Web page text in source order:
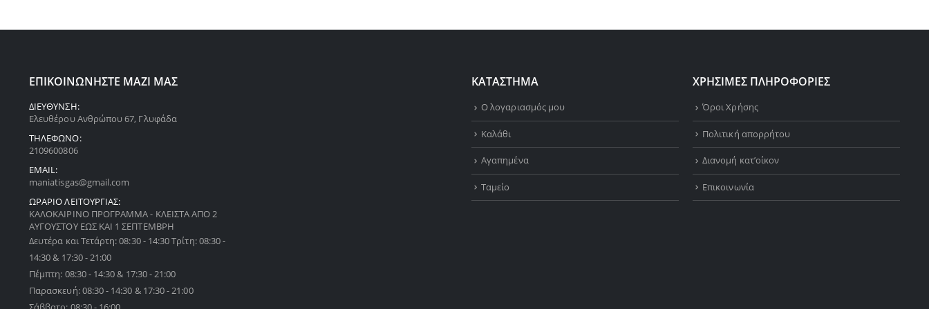
ΕΠΙΚΟΙΝΩΝΗΣΤΕ ΜΑΖΙ ΜΑΣ
ΔΙΕΥΘΥΝΣΗ:
Ελευθέρου Ανθρώπου 67, Γλυφάδα
ΤΗΛΕΦΩΝΟ:
2109600806
EMAIL:
maniatisgas@gmail.com
ΩΡΑΡΙΟ ΛΕΙΤΟΥΡΓΙΑΣ:
ΚΑΛΟΚΑΙΡΙΝΟ ΠΡΟΓΡΑΜΜΑ - ΚΛΕΙΣΤΑ ΑΠΟ 2
ΑΥΓΟΥΣΤΟΥ ΕΩΣ ΚΑΙ 1 ΣΕΠΤΕΜΒΡΗ
Δευτέρα και Τετάρτη: 08:30 - 14:30 Τρίτη: 08:30 -
14:30 & 17:30 - 21:00
Πέμπτη: 08:30 - 14:30 & 17:30 - 21:00
Παρασκευή: 08:30 - 14:30 & 17:30 - 21:00
ΚΑΤΑΣΤΗΜΑ
Ο λογαριασμός μου
Καλάθι
Αγαπημένα
Ταμείο
ΧΡΗΣΙΜΕΣ ΠΛΗΡΟΦΟΡΙΕΣ
Όροι Χρήσης
Πολιτική απορρήτου
Διανομή κατ’οίκον
Επικοινωνία